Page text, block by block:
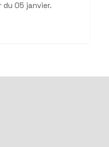
du 05 janvier.